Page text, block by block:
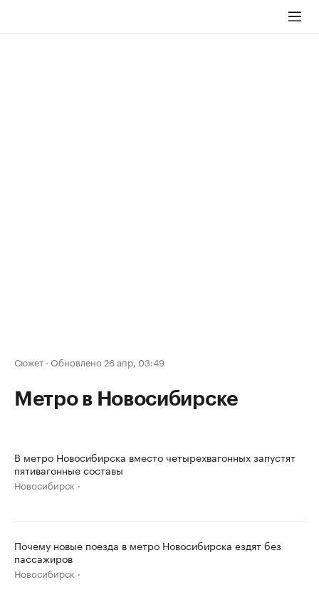
Сюжет · Обновлено 26 апр, 03:49
Метро в Новосибирске
В метро Новосибирска вместо четырехвагонных запустят
пятивагонные составы
Новосибирск
Почему новые поезда в метро Новосибирска ездят без
пассажиров
Новосибирск